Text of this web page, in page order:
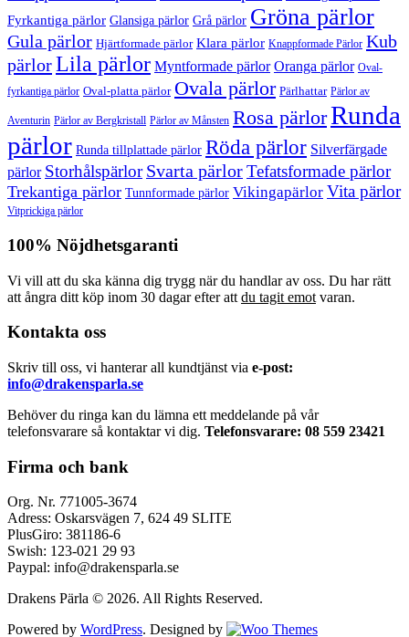
Fyrkantiga pärlor Glansiga pärlor Grå pärlor Gröna pärlor
Gula pärlor Hjärtformade pärlor Klara pärlor Knappformade Pärlor Kub
pärlorLila pärlor Myntformade pärlor Oranga pärlor Oval-
fyrkantiga pärlor Oval-platta pärlor Ovala pärlor Pärlhattar Pärlor av
Aventurin Pärlor av Bergkristall Pärlor av Månsten Rosa pärlorRunda
pärlor Runda tillplattade pärlor Röda pärlor Silverfärgade
pärlor Storhålspärlor Svarta pärlorTefatsformade pärlor
Trekantiga pärlor Tunnformade pärlor Vikingapärlor Vita pärlor
Vitprickiga pärlor
100% Nöjdhetsgaranti
Vi vill att du ska känna dig trygg när du handlar av oss. Du har rätt
att ångra ditt köp inom 30 dagar efter att du tagit emot varan.
Kontakta oss
Skriv till oss, vi hanterar all kundtjänst via e-post:
info@drakensparla.se
Behöver du ringa kan du lämna ett meddelande på vår
telefonsvarare så kontaktar vi dig. Telefonsvarare: 08 559 23421
Firma och bank
Org. Nr. 771005-3674
Adress: Oskarsvägen 7, 624 49 SLITE
PlusGiro: 381186-6
Swish: 123-021 29 93
Paypal: info@drakensparla.se
Drakens Pärla © 2026. All Rights Reserved.
Powered by WordPress. Designed by